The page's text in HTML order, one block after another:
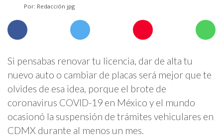
Por: Redacción jpg
Si pensabas renovar tu licencia, dar de alta tu
nuevo auto o cambiar de placas será mejor que te
olvides de esa idea, porque el brote de
coronavirus COVID-19 en México y el mundo
ocasionó la suspensión de trámites vehiculares en
CDMX durante al menos un mes.